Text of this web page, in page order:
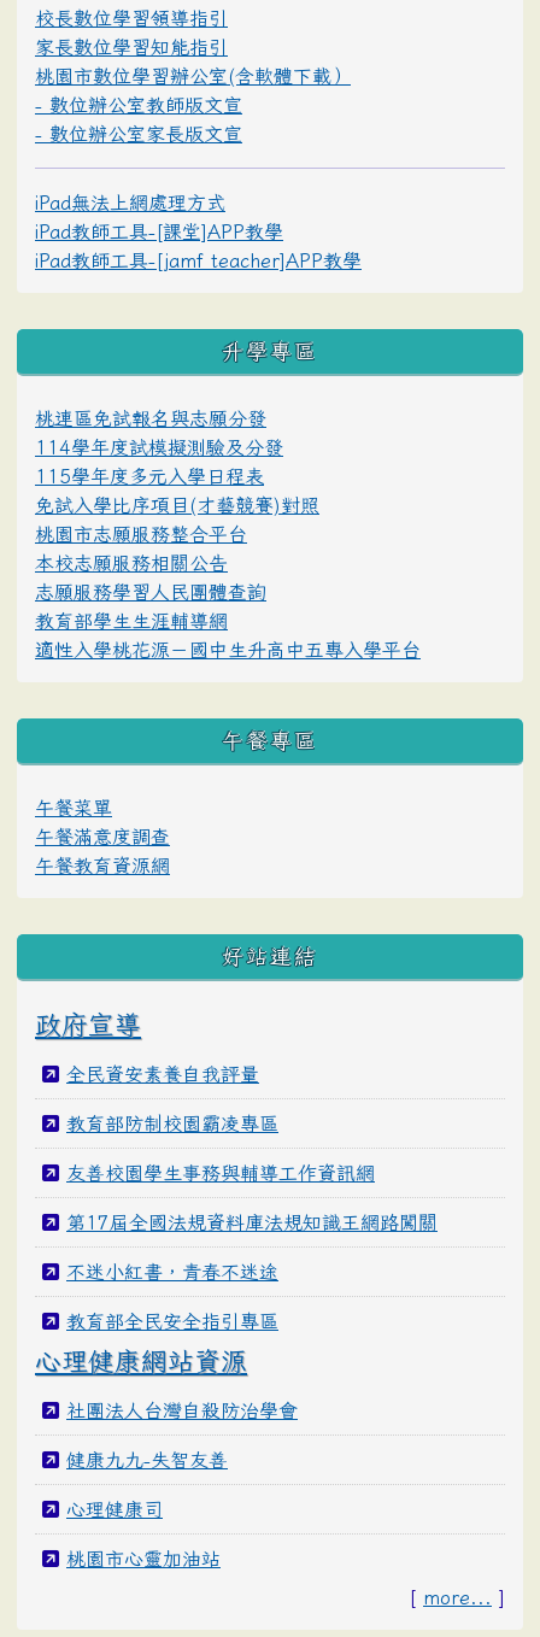
校長數位學習領導指引
家長數位學習知能指引
桃園市數位學習辦公室(含軟體下載）
- 數位辦公室教師版文宣
- 數位辦公室家長版文宣
iPad無法上網處理方式
iPad教師工具-[課堂]APP教學
iPad教師工具-[jamf teacher]APP教學
升學專區
桃連區免試報名與志願分發
114學年度試模擬測驗及分發
115學年度多元入學日程表
免試入學比序項目(才藝競賽)對照
桃園市志願服務整合平台
本校志願服務相關公告
志願服務學習人民團體查詢
教育部學生生涯輔導網
適性入學桃花源－國中生升高中五專入學平台
午餐專區
午餐菜單
午餐滿意度調查
午餐教育資源網
好站連結
政府宣導
全民資安素養自我評量
教育部防制校園霸凌專區
友善校園學生事務與輔導工作資訊網
第17屆全國法規資料庫法規知識王網路闖關
不迷小紅書，青春不迷途
教育部全民安全指引專區
心理健康網站資源
社團法人台灣自殺防治學會
健康九九-失智友善
心理健康司
桃園市心靈加油站
[ more... ]